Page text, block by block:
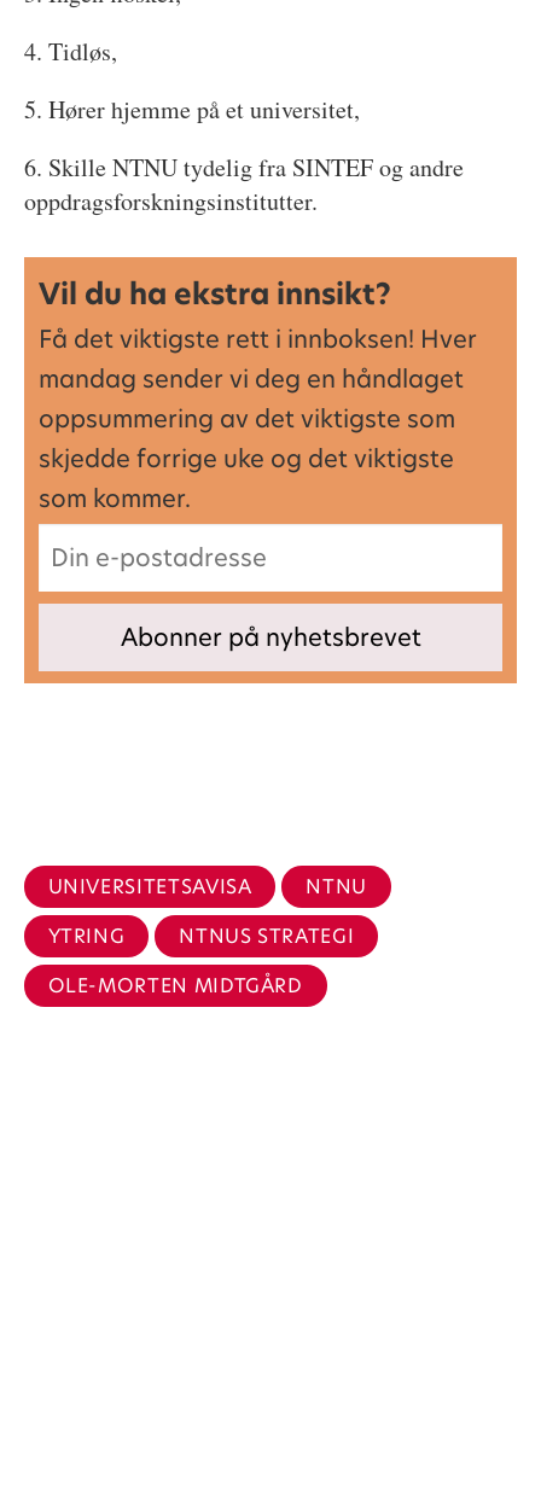
4. Tidløs,
5. Hører hjemme på et universitet,
6. Skille NTNU tydelig fra SINTEF og andre
oppdragsforskningsinstitutter.
Vil du ha ekstra innsikt?
Få det viktigste rett i innboksen! Hver
mandag sender vi deg en håndlaget
oppsummering av det viktigste som
skjedde forrige uke og det viktigste
som kommer.
UNIVERSITETSAVISA
NTNU
YTRING
NTNUS STRATEGI
OLE-MORTEN MIDTGÅRD